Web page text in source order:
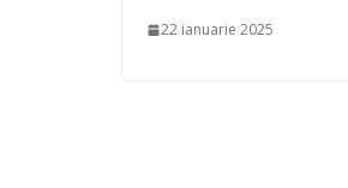
22 ianuarie 2025